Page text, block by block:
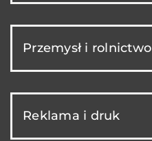
Przemysł i rolnictwo
Reklama i druk